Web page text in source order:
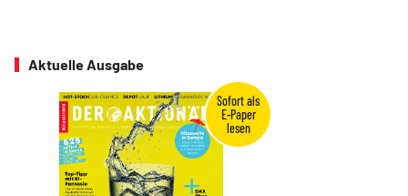
Aktuelle Ausgabe